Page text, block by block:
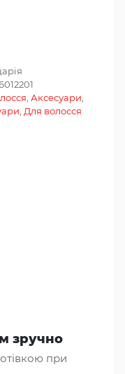
Аксесуари
Для волосся
зручно
при